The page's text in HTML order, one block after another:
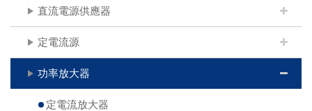
直流電源供應器
定電流源
功率放大器
定電流放大器